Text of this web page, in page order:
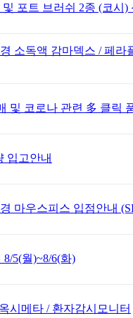
포트 브러쉬 2종 (코시)
소독액 감마덱스 / 페라
및 코로나 관련 多 클릭
입고안내
마우스피스 입점안내
5(월)~8/6(화)
시메타 / 환자감시모니터